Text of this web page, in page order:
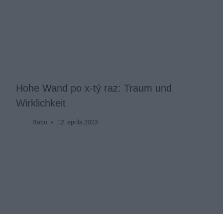
Hohe Wand po x-tý raz: Traum und
Wirklichkeit
Robo 12. apríla 2023